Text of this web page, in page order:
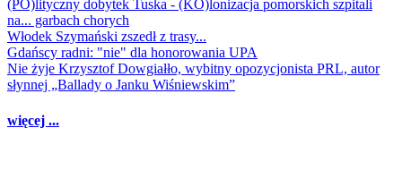
(PO)lityczny dobytek Tuska - (KO)lonizacja pomorskich szpitali
na... garbach chorych
Włodek Szymański zszedł z trasy...
Gdańscy radni: "nie" dla honorowania UPA
Nie żyje Krzysztof Dowgiałło, wybitny opozycjonista PRL, autor
słynnej „Ballady o Janku Wiśniewskim”
więcej ...